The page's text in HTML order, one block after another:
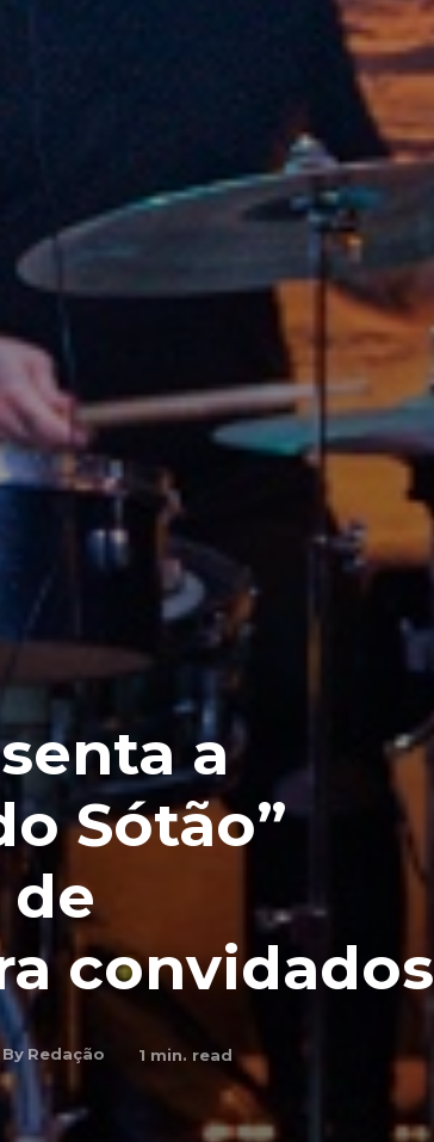
a
Sótão”
de
convidados
By Redação 1 min. read